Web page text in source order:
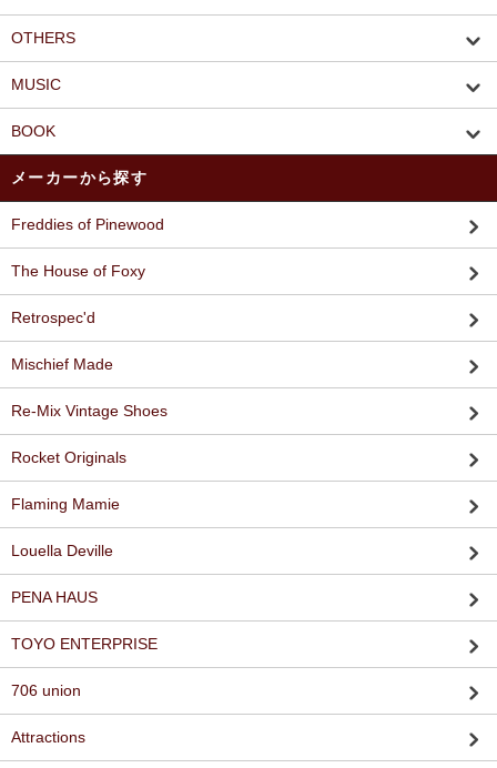
OTHERS
MUSIC
BOOK
メーカーから探す
Freddies of Pinewood
The House of Foxy
Retrospec'd
Mischief Made
Re-Mix Vintage Shoes
Rocket Originals
Flaming Mamie
Louella Deville
PENA HAUS
TOYO ENTERPRISE
706 union
Attractions